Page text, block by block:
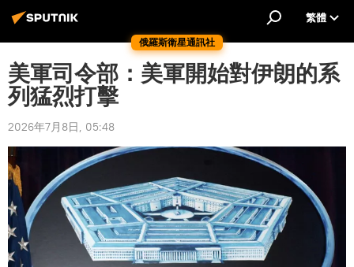
俄羅斯衛星通訊社
繁體
美軍司令部：美軍開始對伊朗的系
列猛烈打擊
2026年7月8日, 05:48